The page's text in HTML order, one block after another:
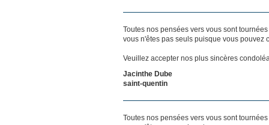
Toutes nos pensées vers vous sont
vous n'êtes pas seuls puisque vous pouvez
Veuillez accepter nos plus sincères
Jacinthe Dube
saint-quentin
Toutes nos pensées vers vous sont